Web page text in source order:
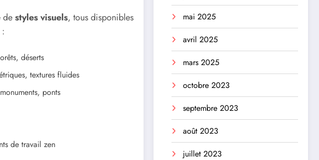
destyles visuels, tous disponibles
déserts
textures fluides
ponts
de travail zen
mai 2025
avril 2025
mars 2025
octobre 2023
septembre 2023
août 2023
juillet 2023